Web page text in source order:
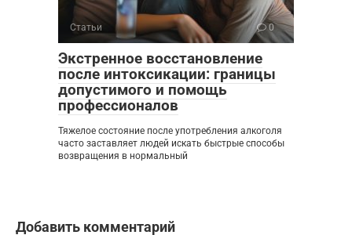
Статьи 0
Экстренное восстановление
после интоксикации: границы
допустимого и помощь
профессионалов
Тяжелое состояние после употребления алкоголя
часто заставляет людей искать быстрые способы
возвращения в нормальный
Добавить комментарий